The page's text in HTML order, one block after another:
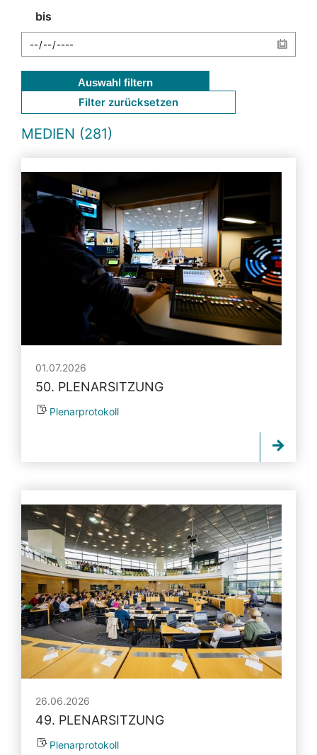
bis
Auswahl filtern
Filter zurücksetzen
MEDIEN (281)
01.07.2026
50. PLENARSITZUNG
Plenarprotokoll
26.06.2026
49. PLENARSITZUNG
Plenarprotokoll